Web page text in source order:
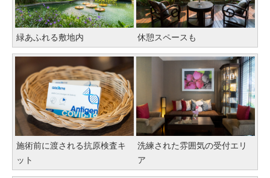
緑あふれる敷地内 休憩スペースも
施術前に渡される抗原検査キ
ット
洗練された雰囲気の受付エリ
ア